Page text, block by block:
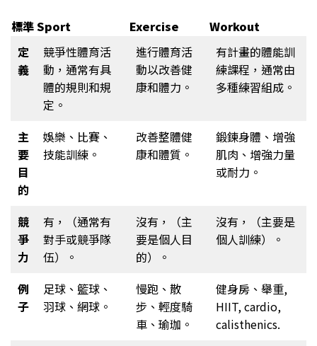
標準Sport Exercise
Workout
定
義
競爭性體育活
動，通常有具
體的規則和規
定。
進行體育活
動以改善健
康和體力。
有計畫的體能訓
練課程，通常由
多種練習組成。
主
要
目
的
娛樂、比賽、
技能訓練。
改善整體健
康和體質。
鍛鍊身體、增強
肌肉、增強力量
或耐力。
競
爭
力
有，（通常有
對手或競爭隊
伍）。
沒有，（主
要是個人目
的）。
沒有，（主要是
個人訓練）。
例
子
足球、籃球、
羽球、網球。
慢跑、散
步、輕度騎
車、瑜珈。
健身房、舉重,
HIIT, cardio,
calisthenics.